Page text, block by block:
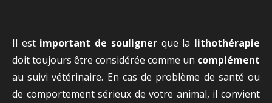
Il est important de soulignerque la lithothérapie
doit toujours être considérée comme un complément
au suivi vétérinaire. En cas de problème de santé ou
de comportement sérieux de votre animal, il convient